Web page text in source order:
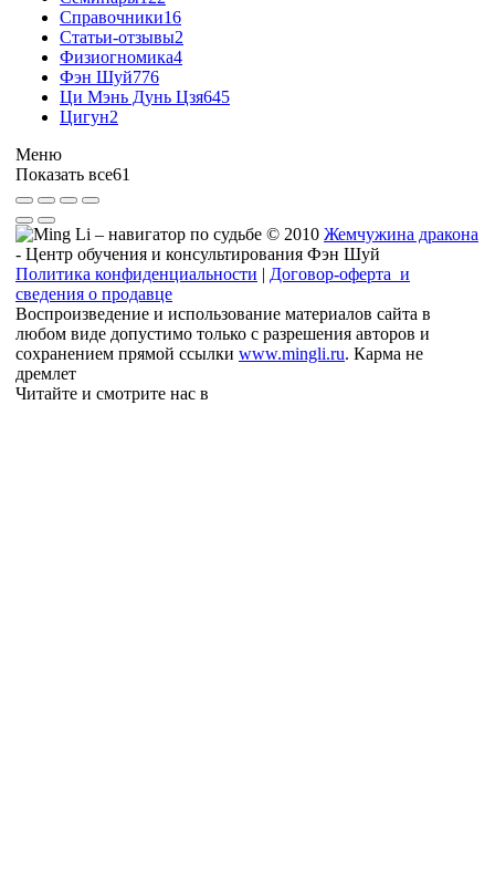
Справочники16
Статьи-отзывы2
Физиогномика4
Фэн Шуй776
Ци Мэнь Дунь Цзя645
Цигун2
Меню
Показать все61
© 2010 Жемчужина дракона
- Центр обучения и консультирования Фэн Шуй
Политика конфиденциальности | Договор-оферта и
сведения о продавце
Воспроизведение и использование материалов сайта в
любом виде допустимо только с разрешения авторов и
сохранением прямой ссылки www.mingli.ru. Карма не
дремлет
Читайте и смотрите нас в